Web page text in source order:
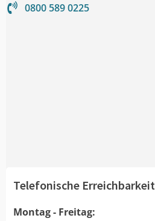
0800 589 0225
Telefonische Erreichbarkeit
Montag - Freitag: